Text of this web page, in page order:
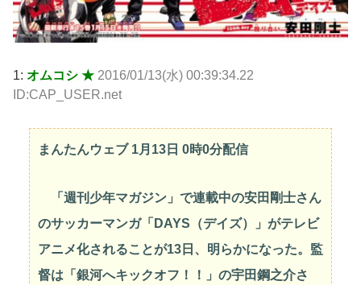
1: オムコシ ★ 2016/01/13(水) 00:39:34.22
ID:CAP_USER.net
まんたんウェブ 1月13日 0時0分配信
「週刊少年マガジン」で連載中の安田剛士さん
のサッカーマンガ「DAYS（デイズ）」がテレビ
アニメ化されることが13日、明らかになった。監
督は「銀河へキックオフ！！」の宇田鋼之介さ